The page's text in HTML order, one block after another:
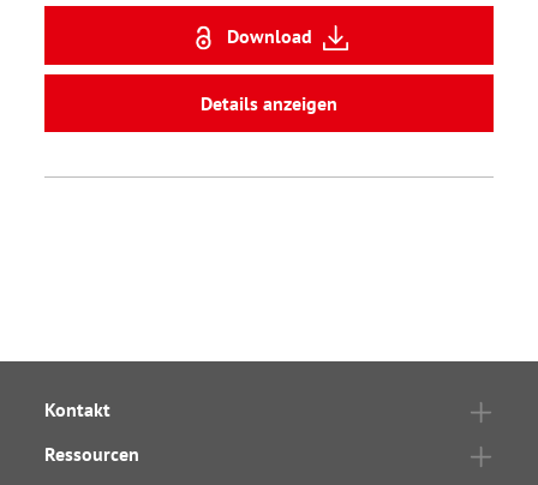
Download
Details anzeigen
Kontakt
Ressourcen